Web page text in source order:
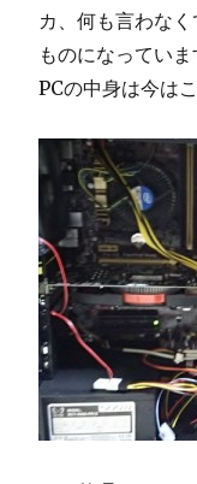
カ、何も言わな
ものになってい
PCの中身は今は